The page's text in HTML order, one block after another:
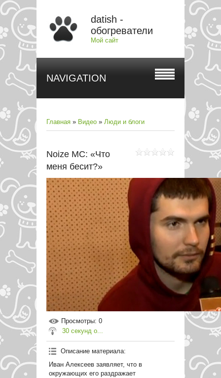
datish -
обогреватели
Мой сайт
NAVIGATION
Главная » Видео » Люди и блоги
Noize MC: «Что
меня бесит?»
Просмотры: 0
30 секунд о...
Описание материала:
Иван Алексеев заявляет, что в
окружающих его раздражает